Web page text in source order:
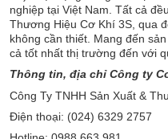
nghiệp tại Việt Nam. Tất cả
Thương Hiệu Cơ Khí 3S, qua
không cần thiết. Mang đến
cả tốt nhất thị trường đến với
Thông tin, địa chỉ Công ty
Công Ty TNHH Sản Xuất &
Điện thoại: (024) 6329 2757